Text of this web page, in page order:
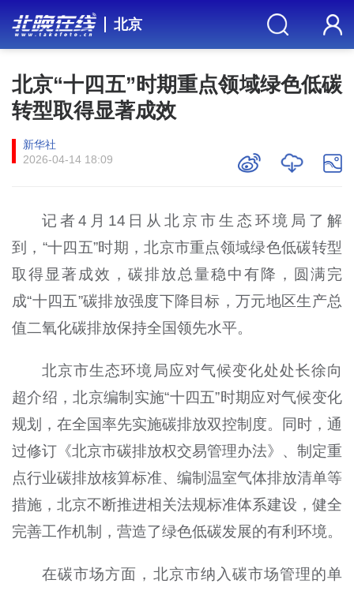
北京
北京“十四五”时期重点领域绿色低碳
转型取得显著成效
新华社
2026-04-14 18:09
记者4月14日从北京市生态环境局了解
到，“十四五”时期，北京市重点领域绿色低碳转型
取得显著成效，碳排放总量稳中有降，圆满完
成“十四五”碳排放强度下降目标，万元地区生产总
值二氧化碳排放保持全国领先水平。
北京市生态环境局应对气候变化处处长徐向
超介绍，北京编制实施“十四五”时期应对气候变化
规划，在全国率先实施碳排放双控制度。同时，通
过修订《北京市碳排放权交易管理办法》、制定重
点行业碳排放核算标准、编制温室气体排放清单等
措施，北京不断推进相关法规标准体系建设，健全
完善工作机制，营造了绿色低碳发展的有利环境。
在碳市场方面，北京市纳入碳市场管理的单